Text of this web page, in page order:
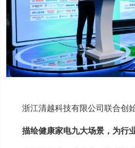
浙江清越科技有限公司联合创
描绘健康家电九大场景，为行